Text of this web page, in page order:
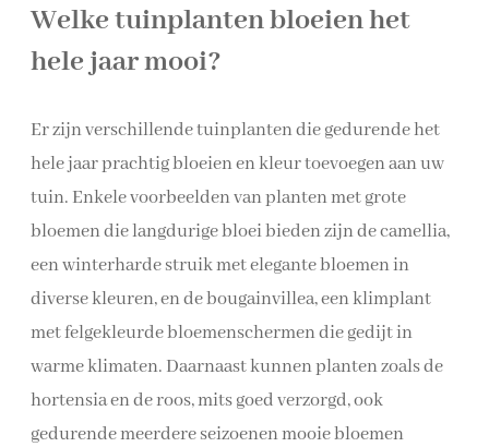
Welke tuinplanten bloeien het
hele jaar mooi?
Er zijn verschillende tuinplanten die gedurende het
hele jaar prachtig bloeien en kleur toevoegen aan uw
tuin. Enkele voorbeelden van planten met grote
bloemen die langdurige bloei bieden zijn de camellia,
een winterharde struik met elegante bloemen in
diverse kleuren, en de bougainvillea, een klimplant
met felgekleurde bloemenschermen die gedijt in
warme klimaten. Daarnaast kunnen planten zoals de
hortensia en de roos, mits goed verzorgd, ook
gedurende meerdere seizoenen mooie bloemen